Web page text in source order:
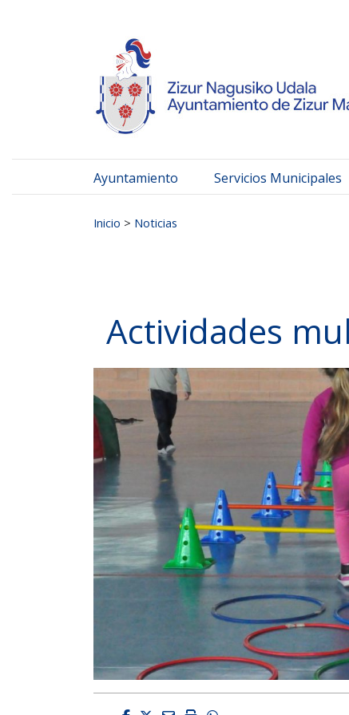
Ayuntamiento Servicios Municipales
Inicio > Noticias
Actividades